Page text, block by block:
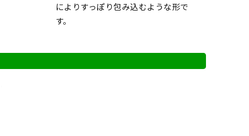
によりすっぽり包み込むような形で
す。